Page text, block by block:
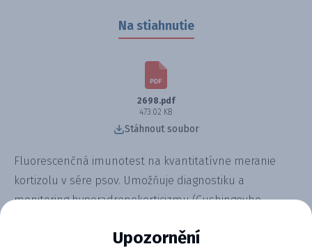
Na stiahnutie
2698.pdf
473.02 KB
Stáhnout soubor
Fluorescenčná imunotest na kvantitatívne meranie
kortizolu v sére psov. Umožňuje diagnostiku a
monitoring hyperadrenokorticizmu (Cushingovho
choroby). Test sa vykonáva pomocou analyzátora Speed
Upozornění